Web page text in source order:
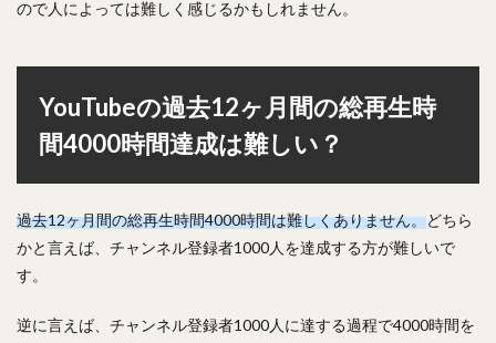
ので人によっては難しく感じるかもしれません。
YouTubeの過去12ヶ月間の総再生時
間4000時間達成は難しい？
過去12ヶ月間の総再生時間4000時間は難しくありません。どちら
かと言えば、チャンネル登録者1000人を達成する方が難しいで
す。
逆に言えば、チャンネル登録者1000人に達する過程で4000時間を